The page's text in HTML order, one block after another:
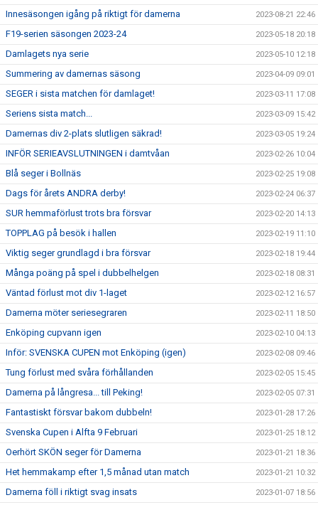
Innesäsongen igång på riktigt för damerna 2023-08-21 22:46
F19-serien säsongen 2023-24 2023-05-18 20:18
Damlagets nya serie 2023-05-10 12:18
Summering av damernas säsong 2023-04-09 09:01
SEGER i sista matchen för damlaget! 2023-03-11 17:08
Seriens sista match... 2023-03-09 15:42
Damernas div 2-plats slutligen säkrad! 2023-03-05 19:24
INFÖR SERIEAVSLUTNINGEN i damtvåan 2023-02-26 10:04
Blå seger i Bollnäs 2023-02-25 19:08
Dags för årets ANDRA derby! 2023-02-24 06:37
SUR hemmaförlust trots bra försvar 2023-02-20 14:13
TOPPLAG på besök i hallen 2023-02-19 11:10
Viktig seger grundlagd i bra försvar 2023-02-18 19:44
Många poäng på spel i dubbelhelgen 2023-02-18 08:31
Väntad förlust mot div 1-laget 2023-02-12 16:57
Damerna möter seriesegraren 2023-02-11 18:50
Enköping cupvann igen 2023-02-10 04:13
Inför: SVENSKA CUPEN mot Enköping (igen) 2023-02-08 09:46
Tung förlust med svåra förhållanden 2023-02-05 15:45
Damerna på långresa... till Peking! 2023-02-05 07:31
Fantastiskt försvar bakom dubbeln! 2023-01-28 17:26
Svenska Cupen i Alfta 9 Februari 2023-01-25 18:12
Oerhört SKÖN seger för Damerna 2023-01-21 18:36
Het hemmakamp efter 1,5 månad utan match 2023-01-21 10:32
Damerna föll i riktigt svag insats 2023-01-07 18:56